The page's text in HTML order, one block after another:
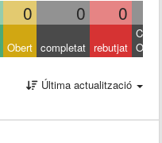
0 0 0
Obert completat rebutjat Other
Última actualització